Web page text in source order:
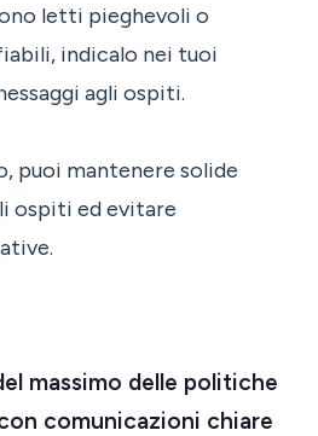
letti pieghevoli o
indicalo nei tuoi
agli ospiti.
puoi mantenere solide
ospiti ed evitare
massimo delle politiche
comunicazioni chiare